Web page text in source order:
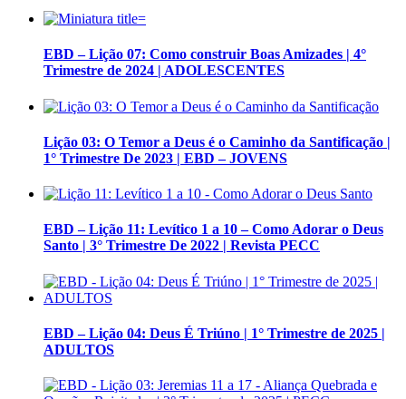
EBD – Lição 07: Como construir Boas Amizades | 4°
Trimestre de 2024 | ADOLESCENTES
Lição 03: O Temor a Deus é o Caminho da Santificação |
1° Trimestre De 2023 | EBD – JOVENS
EBD – Lição 11: Levítico 1 a 10 – Como Adorar o Deus
Santo | 3° Trimestre De 2022 | Revista PECC
EBD – Lição 04: Deus É Triúno | 1° Trimestre de 2025 |
ADULTOS